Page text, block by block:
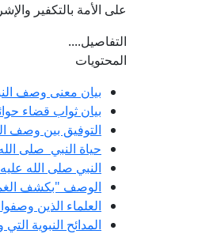
على الأمة بالتكفير
التفاصيل....
المحتويات
بيان معنى وصف
بيان ثواب قضاء
التوفيق بين وصف
حياة النبي صلى
النبي صلى الله
الوصف "بكشف
العلماء الذين
المدائح النبوية